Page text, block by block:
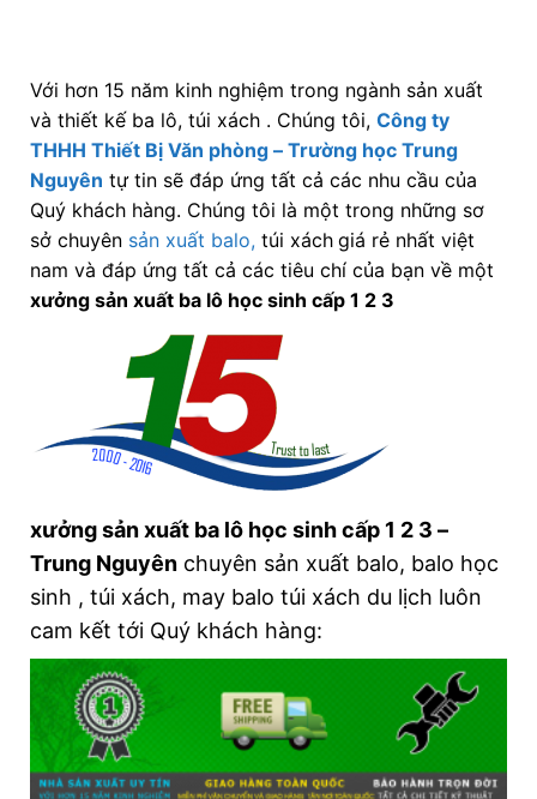
Với hơn 15 năm kinh nghiệm trong ngành sản xuất
và thiết kế ba lô, túi xách . Chúng tôi, Công ty
THHH Thiết Bị Văn phòng – Trường học Trung
Nguyên tự tin sẽ đáp ứng tất cả các nhu cầu của
Quý khách hàng. Chúng tôi là một trong những sơ
sở chuyên sản xuất balo, túi xách giá rẻ nhất việt
nam và đáp ứng tất cả các tiêu chí của bạn về một
xưởng sản xuất ba lô học sinh cấp 1 2 3
xưởng sản xuất ba lô học sinh cấp 1 2 3 –
Trung Nguyênchuyên sản xuất balo, balo học
sinh , túi xách, may balo túi xách du lịch luôn
cam kết tới Quý khách hàng: